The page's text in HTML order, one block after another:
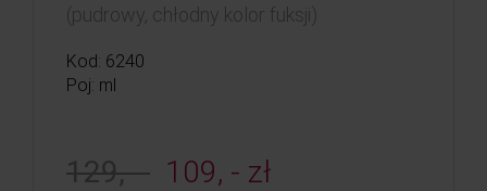
(pudrowy, chłodny kolor fuksji)
Kod: 6240
Poj: ml
129, - 109, - zł